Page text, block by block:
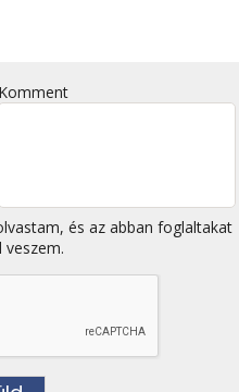
Komment
és az abban foglaltakat